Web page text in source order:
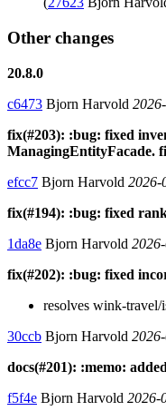
Other changes
20.8.0
c6473 Bjorn Harvold
fix(#203): :bug: fixed
ManagingEntityFacade.
efcc7 Bjorn Harvold 2026-
fix(#194): :bug: fixed
1da8e Bjorn Harvold
fix(#202): :bug: fixed
resolves wink-travel/
30ccb Bjorn Harvold
docs(#201): :memo:
f5f4e Bjorn Harvold 2026-